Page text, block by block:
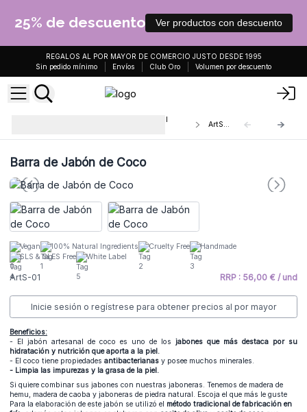
25% de descuento Ver productos con descuento
REGALOS AL POR MAYOR DE COMERCIO JUSTO DESDE 1995
Sin pedido mínimo
Envíos Club Oro Volumen por descuento
Jabón Artesanal con Aceite Vegetal
ArtS-01
Barra de Jabón de Coco
Vegan 100% Natural Ingredients Cruelty Free
Handmade
SLS & SLES Free
White Label
ArtS-01 RRP : 56,00 € / und
Inicie sesión o regístrese para obtener precios al por mayor
Beneficios:
- El jabón artesanal de coco es uno de los jabones que más destaca por su
hidratación y nutrición que aporta a la piel.
- El coco tiene propiedades antibacterianas y posee muchos minerales.
- Limpia las impurezas y la grasa de la piel.
Si quiere combinar sus jabones con nuestras jaboneras. Tenemos de madera de
hemu, madera de caoba y jaboneras de piedra natural. Escoja el que más le guste
Para la elaboración de este jabón se utilizó el método tradicional de fabricación en